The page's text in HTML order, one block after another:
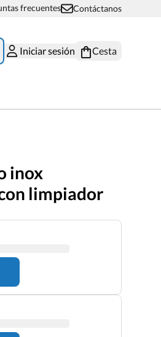
frecuentes Contáctanos
Iniciar sesión Cesta
inox
limpiador